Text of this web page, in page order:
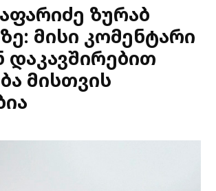
ზურაბ
მისი კომენტარი
დაკავშირებით
მისთვის